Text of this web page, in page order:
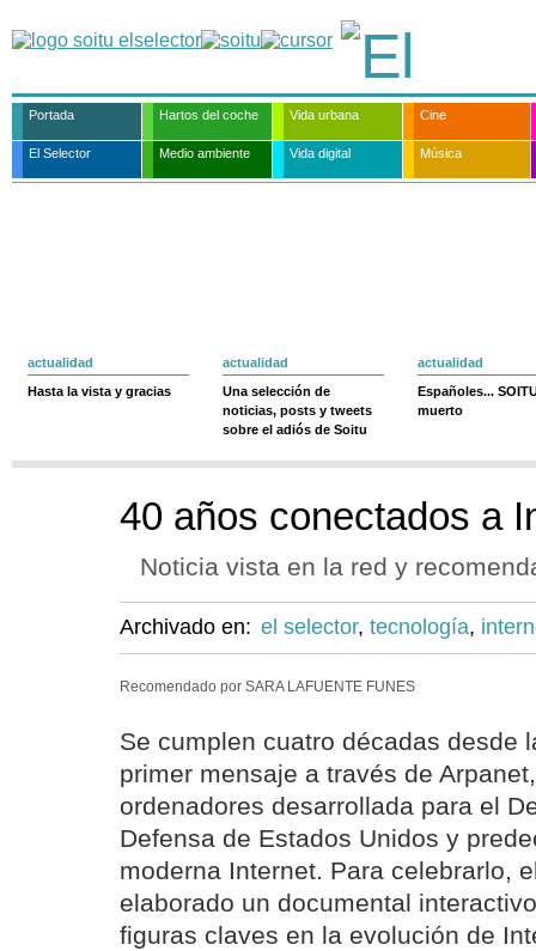
Portada Hartos del coche Vida urbana Cine
El Selector Medio ambiente Vida digital Música
actualidad
Hasta la vista y gracias
actualidad
Una selección de
noticias, posts y tweets
sobre el adiós de Soitu
actualidad
Españoles...
muerto
40 años conectados a
Noticia vista en la red y
Archivado en: el selector, tecnología,
Recomendado por SARA LAFUENTE FUNES
Se cumplen cuatro décadas desde
primer mensaje a través de
ordenadores desarrollada para el
Defensa de Estados Unidos y
moderna Internet. Para celebrarlo,
elaborado un documental
figuras claves en la evolución de